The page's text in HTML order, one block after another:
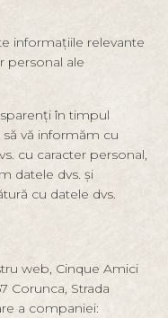
informațiile relevante
personal ale
în timpul
vă informăm cu
cu caracter personal,
datele dvs. și
cu datele dvs.
web, Cinque Amici
Corunca, Strada
a companiei: